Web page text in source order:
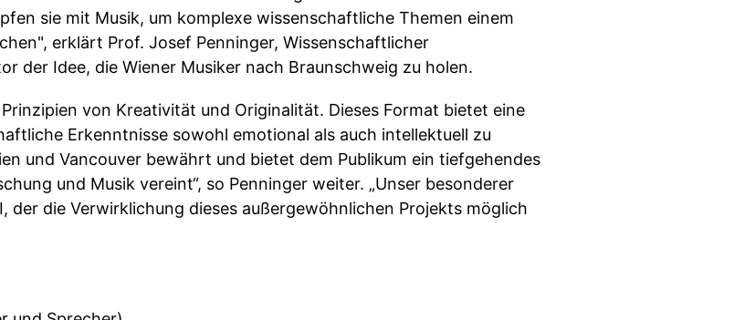
sie mit Musik, um komplexe wissenschaftliche Themen einem
erklärt Prof. Josef Penninger, Wissenschaftlicher
der Idee, die Wiener Musiker nach Braunschweig zu holen.
von Kreativität und Originalität. Dieses Format bietet eine
Erkenntnisse sowohl emotional als auch intellektuell zu
und Vancouver bewährt und bietet dem Publikum ein tiefgehendes
und Musik vereint“, so Penninger weiter. „Unser besonderer
der die Verwirklichung dieses außergewöhnlichen Projekts möglich